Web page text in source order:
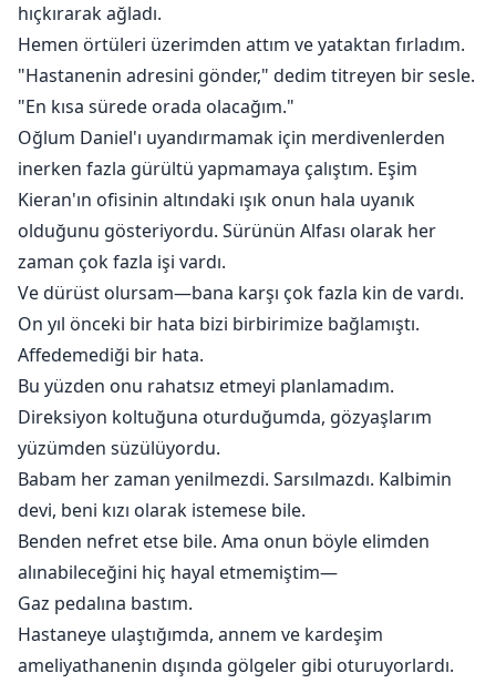
hıçkırarak ağladı.
Hemen örtüleri üzerimden attım ve yataktan fırladım.
"Hastanenin adresini gönder," dedim titreyen bir sesle.
"En kısa sürede orada olacağım."
Oğlum Daniel'ı uyandırmamak için merdivenlerden
inerken fazla gürültü yapmamaya çalıştım. Eşim
Kieran'ın ofisinin altındaki ışık onun hala uyanık
olduğunu gösteriyordu. Sürünün Alfası olarak her
zaman çok fazla işi vardı.
Ve dürüst olursam—bana karşı çok fazla kin de vardı.
On yıl önceki bir hata bizi birbirimize bağlamıştı.
Affedemediği bir hata.
Bu yüzden onu rahatsız etmeyi planlamadım.
Direksiyon koltuğuna oturduğumda, gözyaşlarım
yüzümden süzülüyordu.
Babam her zaman yenilmezdi. Sarsılmazdı. Kalbimin
devi, beni kızı olarak istemese bile.
Benden nefret etse bile. Ama onun böyle elimden
alınabileceğini hiç hayal etmemiştim—
Gaz pedalına bastım.
Hastaneye ulaştığımda, annem ve kardeşim
ameliyathanenin dışında gölgeler gibi oturuyorlardı.